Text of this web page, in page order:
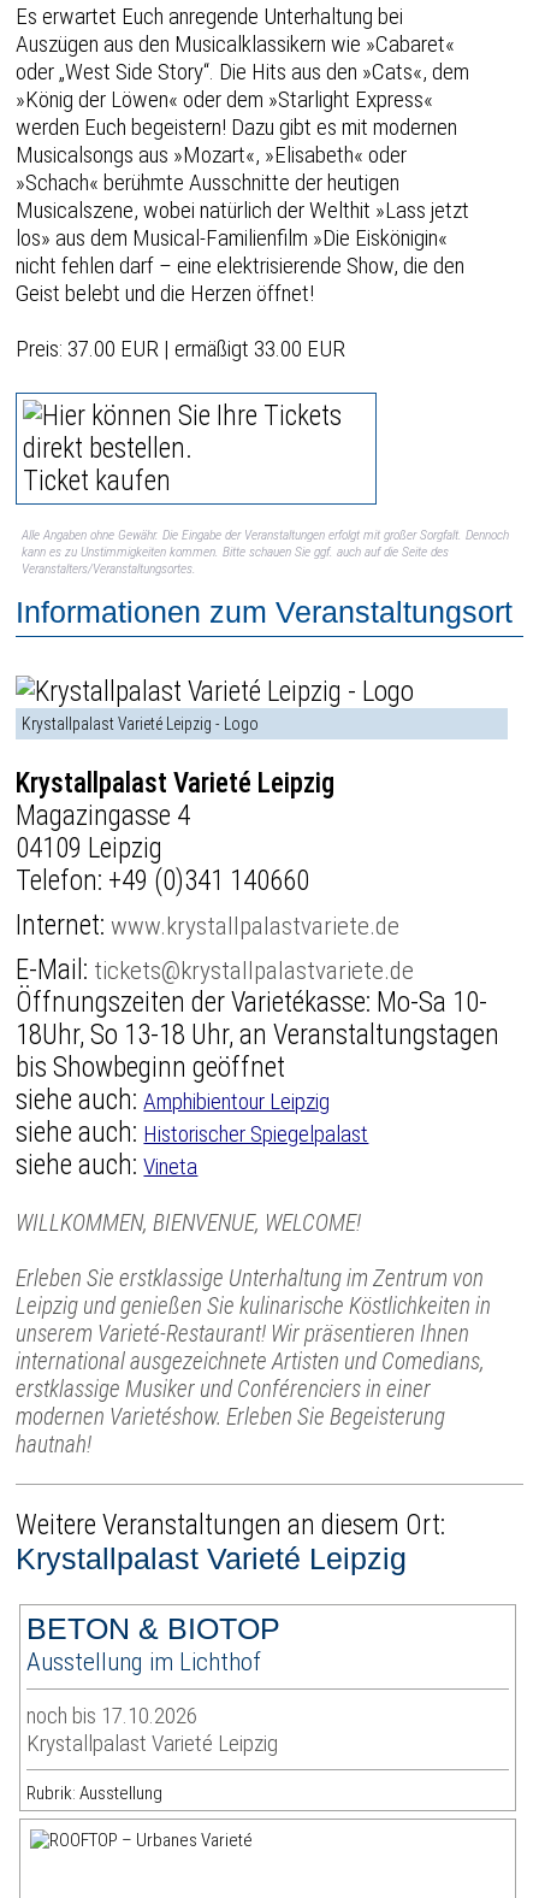
Es erwartet Euch anregende Unterhaltung bei
Auszügen aus den Musicalklassikern wie »Cabaret«
oder „West Side Story“. Die Hits aus den »Cats«, dem
»König der Löwen« oder dem »Starlight Express«
werden Euch begeistern! Dazu gibt es mit modernen
Musicalsongs aus »Mozart«, »Elisabeth« oder
»Schach« berühmte Ausschnitte der heutigen
Musicalszene, wobei natürlich der Welthit »Lass jetzt
los» aus dem Musical-Familienfilm »Die Eiskönigin«
nicht fehlen darf – eine elektrisierende Show, die den
Geist belebt und die Herzen öffnet!
Preis: 37.00 EUR | ermäßigt 33.00 EUR
Ticket kaufen
Alle Angaben ohne Gewähr. Die Eingabe der Veranstaltungen erfolgt mit großer Sorgfalt. Dennoch
kann es zu Unstimmigkeiten kommen. Bitte schauen Sie ggf. auch auf die Seite des
Veranstalters/Veranstaltungsortes.
Informationen zum Veranstaltungsort
Krystallpalast Varieté Leipzig - Logo
Krystallpalast Varieté Leipzig
Magazingasse 4
04109 Leipzig
Telefon: +49 (0)341 140660
Internet:www.krystallpalastvariete.de
E-Mail: tickets@krystallpalastvariete.de
Öffnungszeiten der Varietékasse: Mo-Sa 10-
18Uhr, So 13-18 Uhr, an Veranstaltungstagen
bis Showbeginn geöffnet
siehe auch:Amphibientour Leipzig
siehe auch: Historischer Spiegelpalast
siehe auch:Vineta
WILLKOMMEN, BIENVENUE, WELCOME!
Erleben Sie erstklassige Unterhaltung im Zentrum von
Leipzig und genießen Sie kulinarische Köstlichkeiten in
unserem Varieté-Restaurant! Wir präsentieren Ihnen
international ausgezeichnete Artisten und Comedians,
erstklassige Musiker und Conférenciers in einer
modernen Varietéshow. Erleben Sie Begeisterung
hautnah!
Weitere Veranstaltungen an diesem Ort:
Krystallpalast Varieté Leipzig
BETON & BIOTOP
Ausstellung im Lichthof
noch bis 17.10.2026
Krystallpalast Varieté Leipzig
Rubrik: Ausstellung